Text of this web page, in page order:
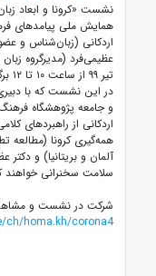
نشست «کرونا و ابعاد
همایش ملی پیامدهای
اردکانی (زبان‌شناس و
تیر ۹۹ از ساعت ۱۰ تا ۱۲ برگزار می‌شود.
در این نشست که با
و جامعه پژوهشگاه
اردکانی از راهبردهای
همه‌گیری کرونا (مطالعه
آلمان و بریتانیا) و دکتر
سلامت سخنرانی خواهند
شرکت در نشست و
ch/homa.kh/corona4